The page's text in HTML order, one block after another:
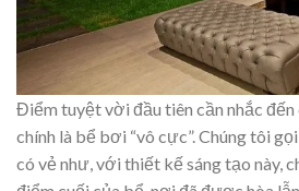
Điểm tuyệt vời đầu tiên cần nhắc
chính là bể bơi “vô cực”. Chúng tôi
có vẻ như, với thiết kế sáng tạo này,